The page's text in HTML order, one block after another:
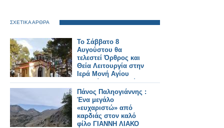
ΣΧΕΤΙΚΑ ΑΡΘΡΑ
Το Σάββατο 8
Αυγούστου θα
τελεστεί Όρθρος και
Θεία Λειτουργία στην
Ιερά Μονή Αγίου
Γεωργίου Αστακού
στις 07:00 το πρωί.
Πάνος Παληογιάννης :
Ένα μεγάλο
«ευχαριστώ» από
καρδιάς στον καλό
φίλο ΓΙΑΝΝΗ ΛΙΑΚΟ